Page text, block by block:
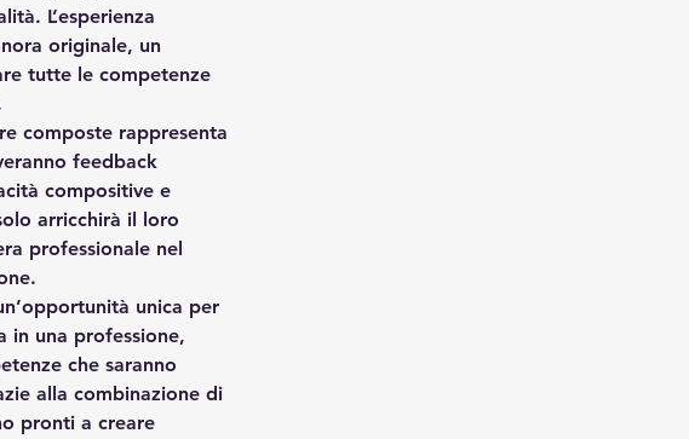
L’esperienza
originale, un
tutte le competenze
composte rappresenta
feedback
compositive e
arricchirà il loro
professionale nel
unica per
in una professione,
che saranno
alla combinazione di
pronti a creare